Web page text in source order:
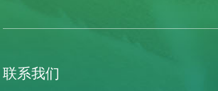
联系我们